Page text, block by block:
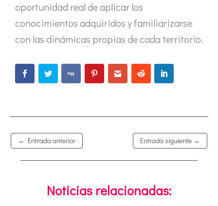
oportunidad real de aplicar los
conocimientos adquiridos y familiarizarse
con las dinámicas propias de cada territorio.
← Entrada anterior Entrada siguiente →
Noticias relacionadas: